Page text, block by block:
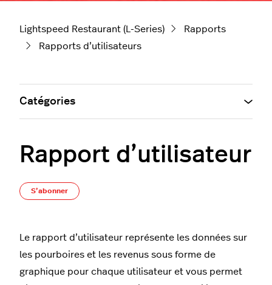
Lightspeed Restaurant (L-Series)
Rapports
Rapports d’utilisateurs
Rapport d’utilisateur
S’abonner
Le rapport d’utilisateur représente les données sur
les pourboires et les revenus sous forme de
graphique pour chaque utilisateur et vous permet
Catégories